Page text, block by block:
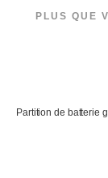
PLUS QUE
Partition de batterie